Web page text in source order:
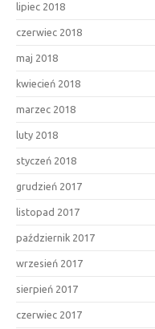
lipiec 2018
czerwiec 2018
maj 2018
kwiecień 2018
marzec 2018
luty 2018
styczeń 2018
grudzień 2017
listopad 2017
październik 2017
wrzesień 2017
sierpień 2017
czerwiec 2017